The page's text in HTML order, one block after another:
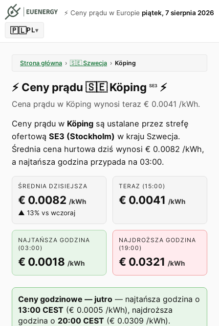
⚡️ Ceny prądu w Europie piątek, 7 sierpnia 2026
🇵🇱PL▾
Strona główna › 🇸🇪 Szwecja › Köping
⚡️ Ceny prądu 🇸🇪 Köping SE3 ⚡️
Cena prądu w Köping wynosi teraz € 0.0041 /kWh.
Ceny prądu w Köping są ustalane przez strefę
ofertową SE3 (Stockholm) w kraju Szwecja.
Średnia cena hurtowa dziś wynosi € 0.0082 /kWh,
a najtańsza godzina przypada na 03:00.
ŚREDNIA DZISIEJSZA
€ 0.0082 /kWh
▲ 13% vs wczoraj
TERAZ (15:00)
€ 0.0041 /kWh
NAJTAŃSZA GODZINA
(03:00)
€ 0.0018 /kWh
NAJDROŻSZA GODZINA
(19:00)
€ 0.0321 /kWh
Ceny godzinowe — jutro — najtańsza godzina o
13:00 CEST (€ 0.0005 /kWh), najdroższa
godzina o 20:00 CEST (€ 0.0309 /kWh).